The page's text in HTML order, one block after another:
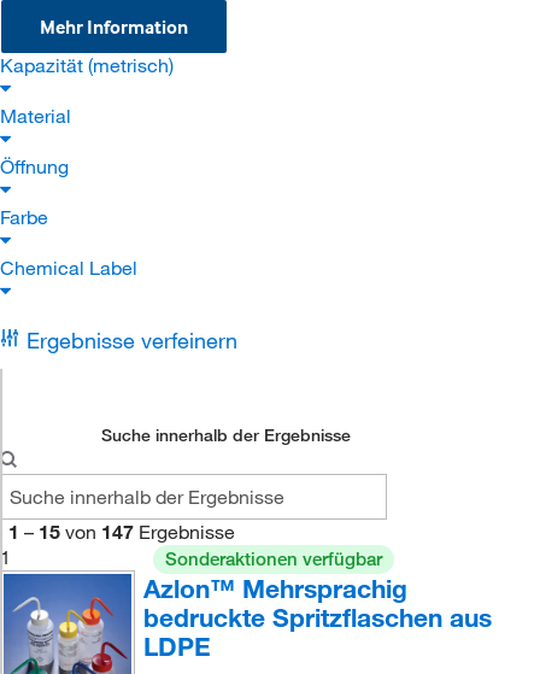
Mehr Information
Kapazität (metrisch)
Material
Öffnung
Farbe
Chemical Label
Ergebnisse verfeinern
Suche innerhalb der Ergebnisse
1 – 15 von 147 Ergebnisse
1
Sonderaktionen verfügbar
Azlon™ Mehrsprachig
bedruckte Spritzflaschen aus
LDPE